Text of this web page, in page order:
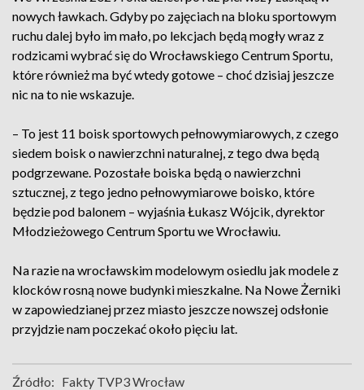
nowych ławkach. Gdyby po zajęciach na bloku sportowym
ruchu dalej było im mało, po lekcjach będą mogły wraz z
rodzicami wybrać się do Wrocławskiego Centrum Sportu,
które również ma być wtedy gotowe – choć dzisiaj jeszcze
nic na to nie wskazuje.
– To jest 11 boisk sportowych pełnowymiarowych, z czego
siedem boisk o nawierzchni naturalnej, z tego dwa będą
podgrzewane. Pozostałe boiska będą o nawierzchni
sztucznej, z tego jedno pełnowymiarowe boisko, które
będzie pod balonem – wyjaśnia Łukasz Wójcik, dyrektor
Młodzieżowego Centrum Sportu we Wrocławiu.
Na razie na wrocławskim modelowym osiedlu jak modele z
klocków rosną nowe budynki mieszkalne. Na Nowe Żerniki
w zapowiedzianej przez miasto jeszcze nowszej odsłonie
przyjdzie nam poczekać około pięciu lat.
Źródło: Fakty TVP3 Wrocław